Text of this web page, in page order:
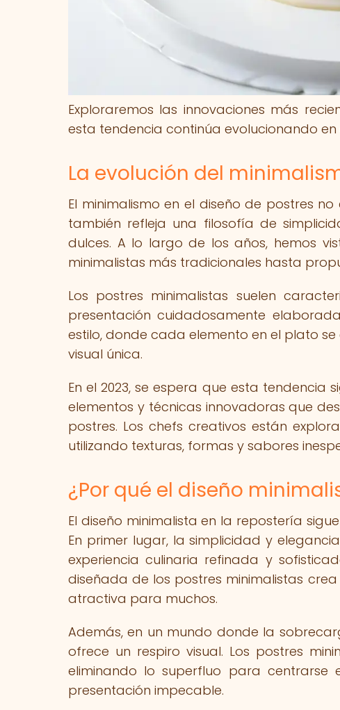
Exploraremos las innovaciones más
esta tendencia continúa evolucionando en
La evolución del
El minimalismo en el diseño de postres
también refleja una filosofía de
dulces. A lo largo de los años, hemos
minimalistas más tradicionales hasta
Los postres minimalistas suelen
presentación cuidadosamente
estilo, donde cada elemento en el plato
visual única.
En el 2023, se espera que esta
elementos y técnicas innovadoras que
postres. Los chefs creativos están
utilizando texturas, formas y sabores
¿Por qué el diseño
El diseño minimalista en la repostería
En primer lugar, la simplicidad y
experiencia culinaria refinada y
diseñada de los postres minimalistas
atractiva para muchos.
Además, en un mundo donde la
ofrece un respiro visual. Los postres
eliminando lo superfluo para
presentación impecable.